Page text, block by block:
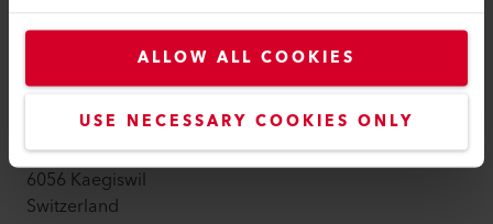
ALLOW ALL COOKIES
USE NECESSARY COOKIES ONLY
Mentions légales
Leister AG
Galileo-Strasse 10
6056 Kaegiswil
Switzerland